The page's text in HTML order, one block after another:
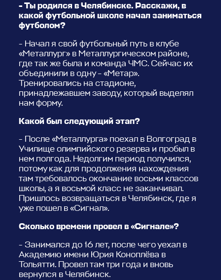
- Ты родился в Челябинске. Расскажи, в
какой футбольной школе начал заниматься
футболом?
- Начал я свой футбольный путь в клубе
«Металлург» в Металлургическом районе,
где так же была и команда ЧМС. Сейчас их
объединили в одну – «Метар».
Тренировались на стадионе,
принадлежавшем заводу, который выделял
нам форму.
Какой был следующий этап?
- После «Металлурга» поехал в Волгоград в
Училище олимпийского резерва и пробыл в
нем полгода. Недолгим период получился,
потому как для продолжения нахождения
там требовалось окончание восьми классов
школы, а я восьмой класс не заканчивал.
Пришлось возвращаться в Челябинск, где я
уже пошел в «Сигнал».
Сколько времени провел в «Сигнале»?
- Занимался до 16 лет, после чего уехал в
Академию имени Юрия Коноплёва в
Тольятти. Провел там три года и вновь
вернулся в Челябинск.